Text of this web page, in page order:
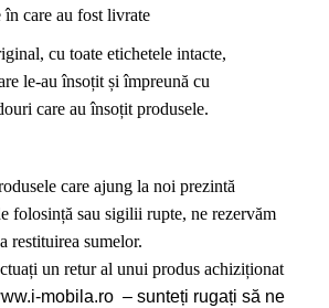
în care au fost livrate
cu toate etichetele intacte,
le-au însoțit și împreună cu
care au însoțit produsele.
care ajung la noi prezintă
folosință sau sigilii rupte, ne rezervăm
restituirea sumelor.
un retur al unui produs achiziționat
mobila.ro – sunteți rugați să ne